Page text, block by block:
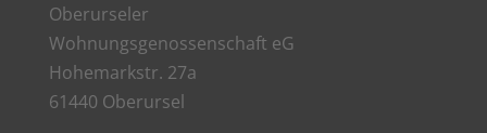
Ober­ur­se­ler
Woh­nungs­ge­nos­sen­schaft eG
Hohe­mark­str. 27a
61440 Oberursel